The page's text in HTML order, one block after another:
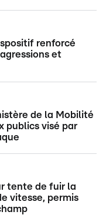
renforcé
et
de la Mobilité
publics visé par
tente de fuir la
vitesse, permis